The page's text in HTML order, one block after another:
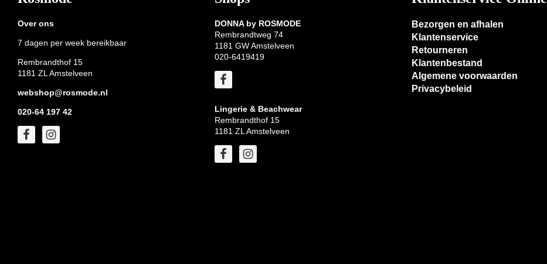
Over ons
7 dagen per week bereikbaar
Rembrandthof 15
1181 ZL Amstelveen
webshop@rosmode.nl
020-64 197 42
DONNA by ROSMODE
Rembrandtweg 74
1181 GW Amstelveen
020-6419419
Lingerie & Beachwear
Rembrandthof 15
1181 ZL Amstelveen
Bezorgen en afhalen
Klantenservice
Retourneren
Klantenbestand
Algemene voorwaarden
Privacybeleid